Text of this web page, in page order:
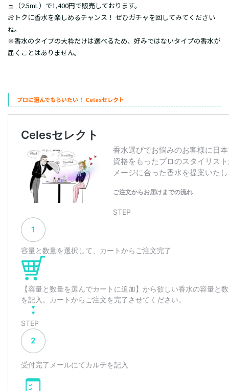
ュ（2.5mL）で1,400円で販売しております。
おトクに香水を楽しめるチャンス！ ぜひガチャを回してみてください
ね。
※香水のタイプの大枠だけは選べるため、好みではないタイプの香水が
届くことはありません。
プロに選んでもらいたい！ Celesセレクト